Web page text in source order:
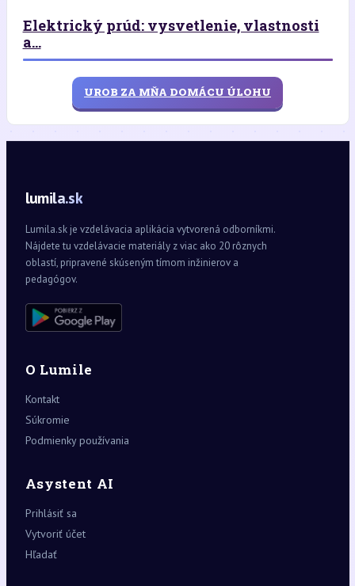
Elektrický prúd: vysvetlenie, vlastnosti
a...
UROB ZA MŇA DOMÁCU ÚLOHU
lumila.sk
Lumila.sk je vzdelávacia aplikácia vytvorená odborníkmi.
Nájdete tu vzdelávacie materiály z viac ako 20 rôznych
oblastí, pripravené skúseným tímom inžinierov a
pedagógov.
O Lumile
Kontakt
Súkromie
Podmienky používania
Asystent AI
Prihlásiť sa
Vytvoriť účet
Hľadať